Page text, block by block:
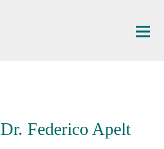
Dr. Federico Apelt